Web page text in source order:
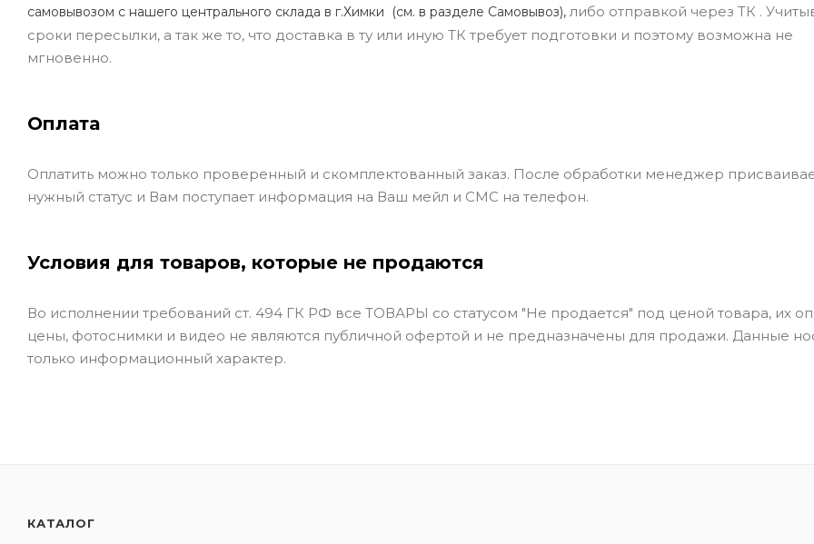
самовывозом с нашего центрального склада в г.Химки (см. в разделе Самовывоз), либо отправкой через ТК .
сроки пересылки, а так же то, что доставка в ту или иную ТК требует подготовки и поэтому возможна не
мгновенно.
Оплата
Оплатить можно только проверенный и скомплектованный заказ. После обработки менеджер
нужный статус и Вам поступает информация на Ваш мейл и СМС на телефон.
Условия для товаров, которые не продаются
Во исполнении требований ст. 494 ГК РФ все ТОВАРЫ со статусом "Не продается" под ценой товара, их
цены, фотоснимки и видео не являются публичной офертой и не предназначены для продажи. Данные
только информационный характер.
КАТАЛОГ